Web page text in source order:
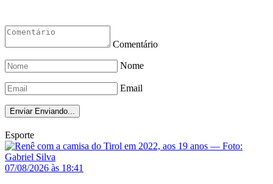
Comentário
Nome
Email
Enviar Enviando...
Esporte
07/08/2026 às 18:41